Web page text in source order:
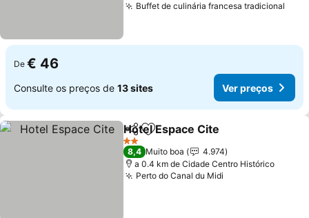
Buffet de culinária francesa tradicional
De € 46
Consulte os preços de 13 sites Ver preços
PartilharAdicionar aos favoritos
Hotel Espace Cite
2 Estrelas
8,4 Muito boa
4.974
a 0.4 km de Cidade Centro Histórico
Perto do Canal du Midi